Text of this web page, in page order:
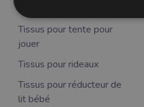
Tissus pour linge de lit
Tissus pour tente pour
jouer
Tissus pour rideaux
Tissus pour réducteur de
lit bébé